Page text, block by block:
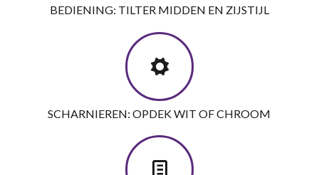
BEDIENING: TILTER MIDDEN EN ZIJSTIJL
SCHARNIEREN: OPDEK WIT OF CHROOM